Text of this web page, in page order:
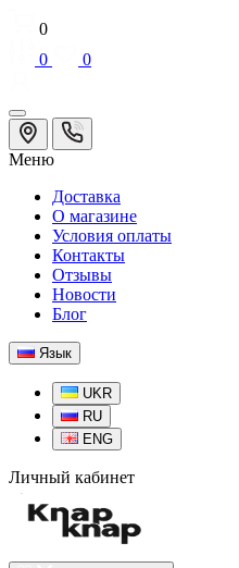
0
0
0
Меню
Доставка
О магазине
Условия оплаты
Контакты
Отзывы
Новости
Блог
Язык
UKR
RU
ENG
Личный кабинет